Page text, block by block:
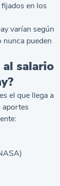
en los
varían según
nunca pueden
al salario
el que llega a
aportes